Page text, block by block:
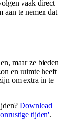
vaak direct
aan te nemen dat
maar ze bieden
en ruimte heeft
om extra in te
Download
tijden'.